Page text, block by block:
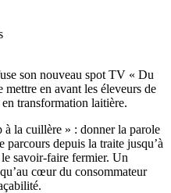
son nouveau spot TV « Du
en avant les éleveurs de
transformation laitière.
à la cuillère » : donner la parole
parcours depuis la traite jusqu’à
savoir-faire fermier. Un
cœur du consommateur